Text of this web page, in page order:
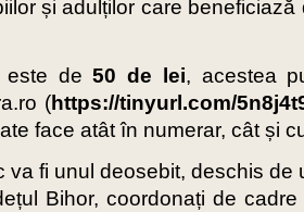
și adulților care
este de50 de lei, acestea
(https://tinyurl.com/
face atât în numerar, cât și
va fi unul deosebit, deschis
Bihor, coordonați de